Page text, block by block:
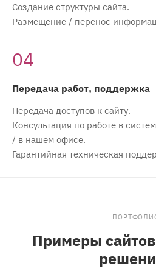
Создание структуры сайта.
Размещение / перенос
04
Передача работ, поддержка
Передача доступов к сайту.
Консультация по работе в
/ в нашем офисе.
Гарантийная техническая
Примеры